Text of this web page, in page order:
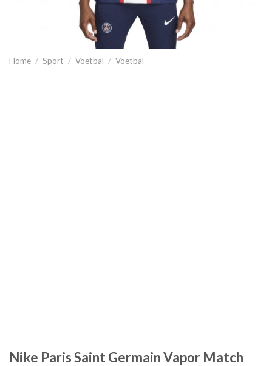
Home / Sport / Voetbal / Voetbal
Nike Paris Saint Germain Vapor Match